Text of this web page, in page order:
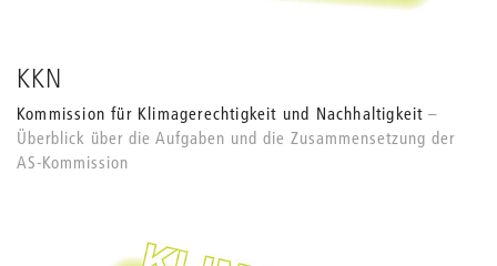
KKN
Kommission für Klimagerechtigkeit und Nachhaltigkeit
Überblick über die Aufgaben und die Zusammensetzung der
AS-Kommission